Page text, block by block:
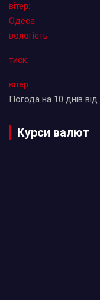
вітер:
Одеса
вологість:
тиск:
вітер:
Погода на 10 днів від
Курси валют